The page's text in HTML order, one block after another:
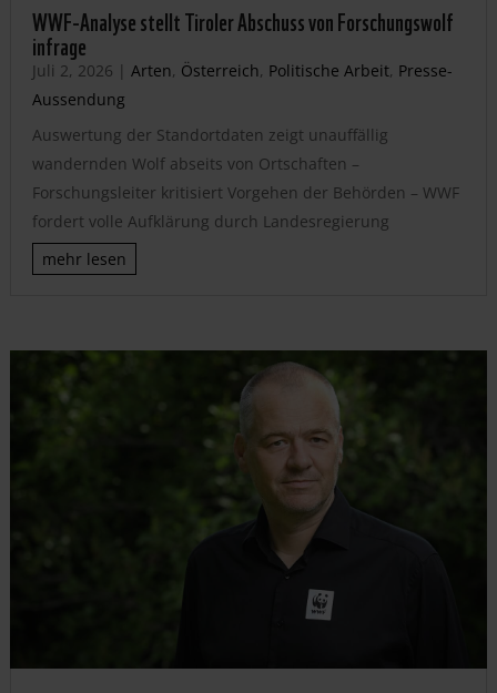
WWF-Analyse stellt Tiroler Abschuss von Forschungswolf
infrage
Juli 2, 2026 | Arten, Österreich, Politische Arbeit, Presse-
Aussendung
Auswertung der Standortdaten zeigt unauffällig
wandernden Wolf abseits von Ortschaften –
Forschungsleiter kritisiert Vorgehen der Behörden – WWF
fordert volle Aufklärung durch Landesregierung
mehr lesen